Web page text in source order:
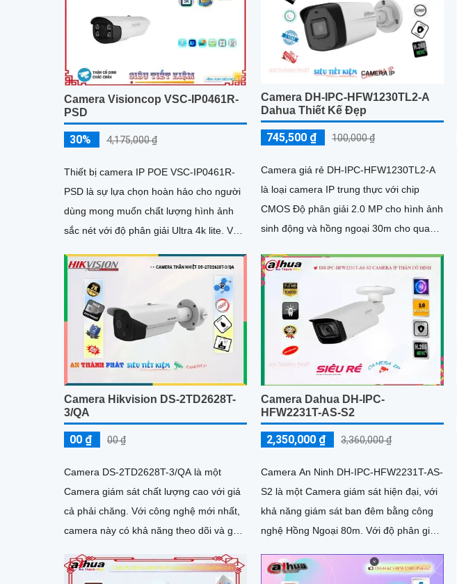
Camera Visioncop VSC-IP0461R-
PSD
30% 4,175,000 ₫
Thiết bị camera IP POE VSC-IP0461R-
PSD là sự lựa chọn hoàn hảo cho người
dùng mong muốn chất lượng hình ảnh
sắc nét với độ phân giải Ultra 4k lite. Với
Camera DH-IPC-HFW1230TL2-A
Dahua Thiết Kế Đẹp
745,500 ₫ 100,000 ₫
Camera giá rẻ DH-IPC-HFW1230TL2-A
là loại camera IP trung thực với chip
CMOS Độ phân giải 2.0 MP cho hình ảnh
sinh động và hồng ngoại 30m cho quan
Camera Hikvision DS-2TD2628T-
3/QA
00 ₫ 00 ₫
Camera DS-2TD2628T-3/QA là một
Camera giám sát chất lượng cao với giá
cả phải chăng. Với công nghệ mới nhất,
camera này có khả năng theo dõi và ghi
Camera Dahua DH-IPC-
HFW2231T-AS-S2
2,350,000 ₫ 3,360,000 ₫
Camera An Ninh DH-IPC-HFW2231T-AS-
S2 là một Camera giám sát hiện đại, với
khả năng giám sát ban đêm bằng công
nghệ Hồng Ngoại 80m. Với độ phân giải